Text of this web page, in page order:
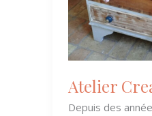
Atelier
Depuis des